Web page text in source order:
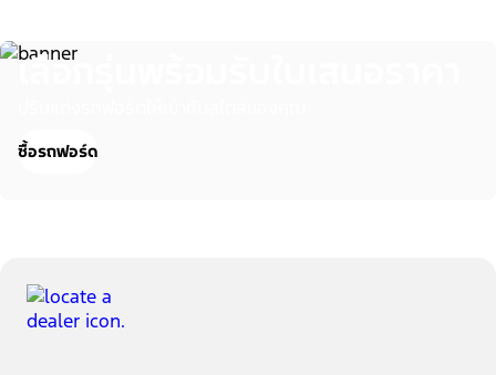
เลือกรุ่นพร้อมรับใบเสนอราคา
ซื้อรถฟอร์ด